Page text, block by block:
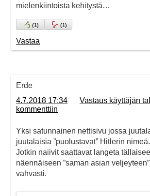
mielenkiintoista kehitystä…
(1) (1)
Vastaa
Erde
4.7.2018 17:34
Vastaus käyttäjän
kommenttiin
Yksi satunnainen nettisivu jossa
juutalaisia ”puolustavat” Hitlerin nimeä.
Jotkin naiivit saattavat langeta
näennäiseen ”saman asian
vahvasti.